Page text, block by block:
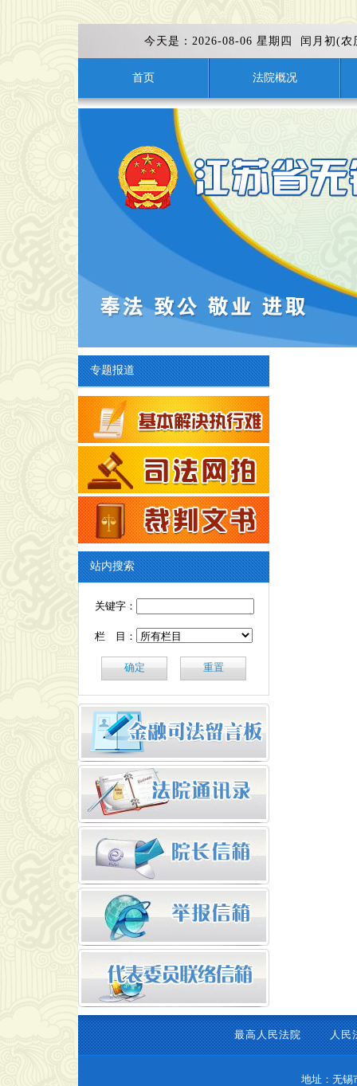
今天是： 2026-08-06 星期四 闰月初(
首页 法院概况
专题报道
站内搜索
关键字：
栏 目：
最高人民法院 人民
地址：无锡